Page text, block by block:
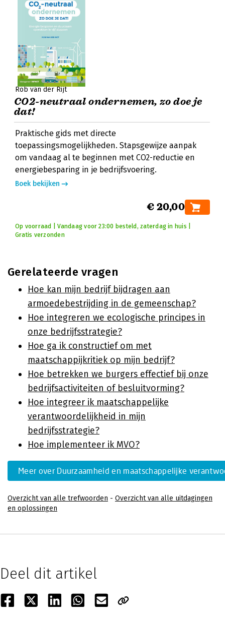
Rob van der Rijt
CO2-neutraal ondernemen, zo doe je
dat!
Praktische gids met directe
toepassingsmogelijkheden. Stapsgewijze aanpak
om vandaag al te beginnen met CO2-reductie en
energiebesparing in je bedrijfsvoering.
Boek bekijken
€ 20,00
Op voorraad | Vandaag voor 23:00 besteld, zaterdag in huis |
Gratis verzonden
Gerelateerde vragen
Hoe kan mijn bedrijf bijdragen aan
armoedebestrijding in de gemeenschap?
Hoe integreren we ecologische principes in
onze bedrijfsstrategie?
Hoe ga ik constructief om met
maatschappijkritiek op mijn bedrijf?
Hoe betrekken we burgers effectief bij onze
bedrijfsactiviteiten of besluitvorming?
Hoe integreer ik maatschappelijke
verantwoordelijkheid in mijn
bedrijfsstrategie?
Hoe implementeer ik MVO?
Meer over Duurzaamheid en maatschappelijke
Overzicht van alle trefwoorden - Overzicht van alle uitdagingen
en oplossingen
Deel dit artikel